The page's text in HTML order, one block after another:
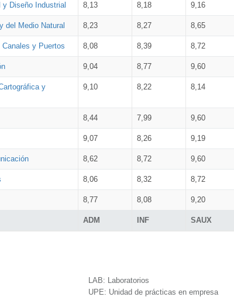
ADM INF SAUX
Diseño Industrial 8,13 8,18 9,16
del Medio Natural 8,23 8,27 8,65
y Puertos 8,08 8,39 8,72
9,04 8,77 9,60
y
9,10 8,22 8,14
8,44 7,99 9,60
9,07 8,26 9,19
8,62 8,72 9,60
8,06 8,32 8,72
8,77 8,08 9,20
LAB: Laboratorios
UPE: Unidad de prácticas en empresa